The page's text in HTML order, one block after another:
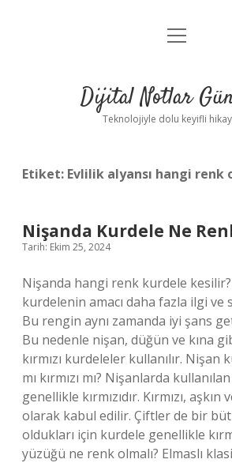
Anasayfa
Yasal Uyarı
menüyü
Dijital Notlar
Teknolojiyle dolu keyifli
Etiket: Evlilik alyansı hangi renk
Nişanda Kurdele Ne
Tarih: Ekim 25, 2024
Nişanda hangi renk kurdele kesilir?
kurdelenin amacı daha fazla ilgi ve
Bu rengin aynı zamanda iyi şans
Bu nedenle nişan, düğün ve kına
kırmızı kurdeleler kullanılır. Nişan
mı kırmızı mı? Nişanlarda
genellikle kırmızıdır. Kırmızı,
olarak kabul edilir. Çiftler de bir
oldukları için kurdele genellikle
yüzüğü ne renk olmalı? Elmaslı